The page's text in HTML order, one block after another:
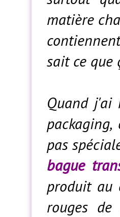
matière
sait ce que
Quand j'ai
pas
bague
produit au
rouges